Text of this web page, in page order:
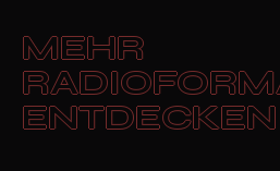
MEHR
ENTDECKEN